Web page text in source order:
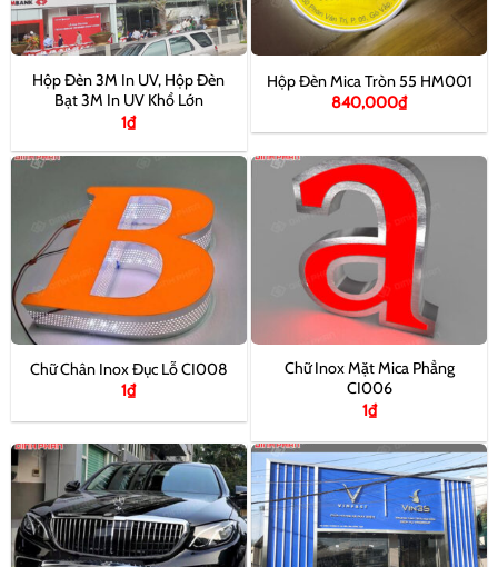
Hộp Đèn 3M In UV, Hộp Đèn
Bạt 3M In UV Khổ Lớn
1₫
Hộp Đèn Mica Tròn 55 HM001
840,000₫
Chữ Chân Inox Đục Lỗ CI008
1₫
Chữ Inox Mặt Mica Phẳng
CI006
1₫